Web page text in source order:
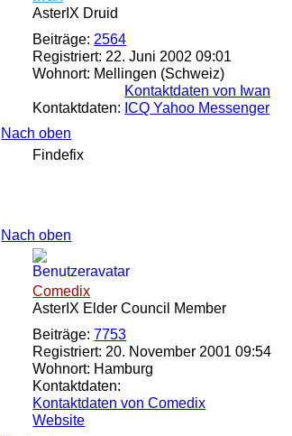
AsterIX Druid
Beiträge: 2564
Registriert: 22. Juni 2002 09:01
Wohnort: Mellingen (Schweiz)
Kontaktdaten:
Kontaktdaten von Iwan
ICQ Yahoo Messenger
Nach oben
Findefix
Nach oben
Comedix
AsterIX Elder Council Member
Beiträge: 7753
Registriert: 20. November 2001 09:54
Wohnort: Hamburg
Kontaktdaten:
Kontaktdaten von Comedix
Website